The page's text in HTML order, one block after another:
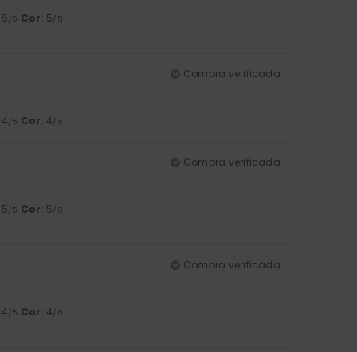
/5 Cor: 5/5
Compra verificada
/5 Cor: 4/5
Compra verificada
/5 Cor: 5/5
Compra verificada
/5 Cor: 4/5